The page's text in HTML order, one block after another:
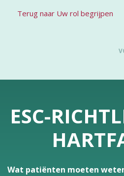
Terug naar Uw rol begrijpen
ESC-
Wat patiënten moeten